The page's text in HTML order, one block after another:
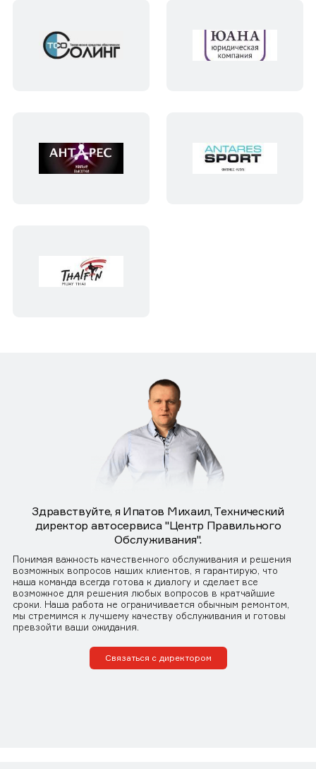
Здравствуйте, я Ипатов Михаил, Технический
директор автосервиса "Центр Правильного
Обслуживания".
Понимая важность качественного обслуживания и решения
возможных вопросов наших клиентов, я гарантирую, что
наша команда всегда готова к диалогу и сделает все
возможное для решения любых вопросов в кратчайшие
сроки. Наша работа не ограничивается обычным ремонтом,
мы стремимся к лучшему качеству обслуживания и готовы
превзойти ваши ожидания.
Связаться с директором